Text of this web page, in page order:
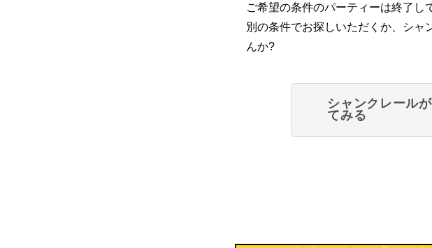
ご希望の条件のパーティーは終了し
別の条件でお探しいただくか、シャ
んか?
シャンクレール
てみる